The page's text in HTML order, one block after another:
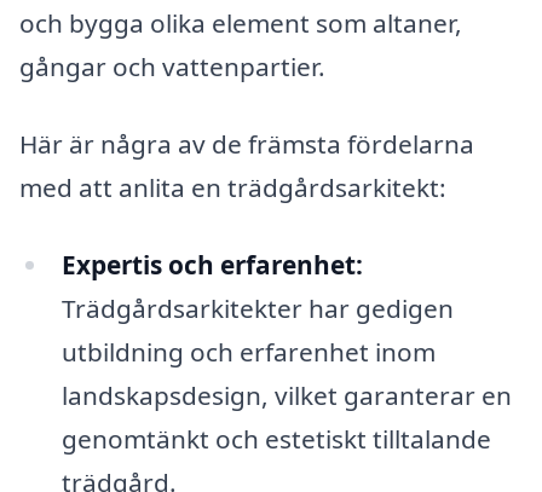
och bygga olika element som altaner,
gångar och vattenpartier.
Här är några av de främsta fördelarna
med att anlita en trädgårdsarkitekt:
Expertis och erfarenhet:
Trädgårdsarkitekter har gedigen
utbildning och erfarenhet inom
landskapsdesign, vilket garanterar en
genomtänkt och estetiskt tilltalande
trädgård.